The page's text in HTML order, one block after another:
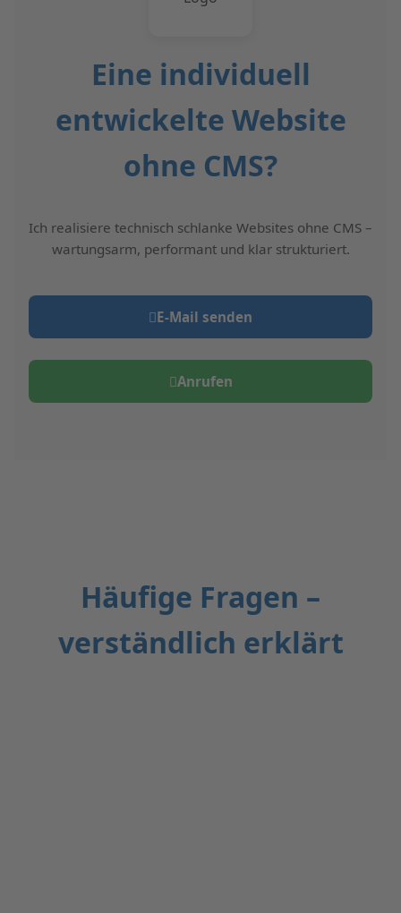
Eine individuell
entwickelte Website
ohne CMS?
Ich realisiere technisch schlanke Websites ohne CMS –
wartungsarm, performant und klar strukturiert.
E‑Mail senden
Anrufen
Häufige Fragen –
verständlich erklärt